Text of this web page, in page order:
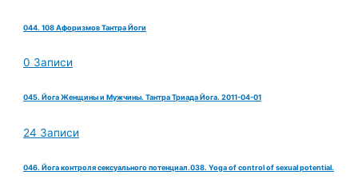
044. 108 Афоризмов Тантра Йоги
0 Записи
045. Йога Женщины и Мужчины. Тантра Триада Йога. 2011-04-01
24 Записи
046. Йога контроля сексуального потенциал.038. Yoga of control of sexual potential.